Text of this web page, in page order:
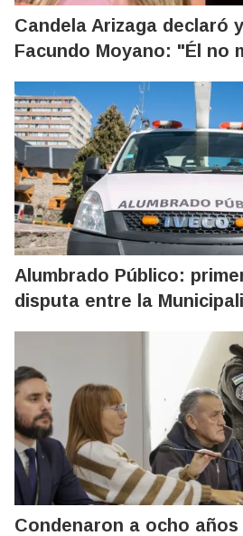
Candela Arizaga declaró
Facundo Moyano: "Él no
Alumbrado Público:
disputa entre la
Condenaron a ocho años